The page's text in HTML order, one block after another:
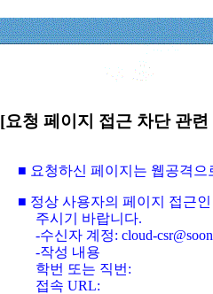
[요청 페이지 접근 차단 관
■ 요청하신 페이지는 웹공격
■ 정상 사용자의 페이지 접근
주시기 바랍니다.
-수신자 계정: cloud-
-작성 내용
학번 또는 직번:
접속 URL: